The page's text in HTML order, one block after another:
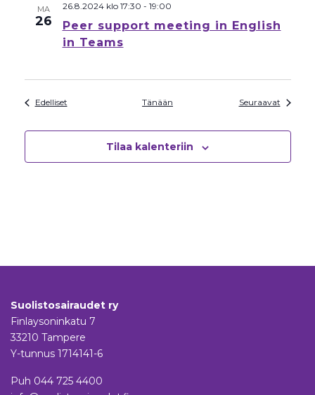
MA
26
Peer support meeting in English
in Teams
26.8.2024 klo 17:30 - 19:00
EdellisetTapahtumat Tänään Seuraavat
Tilaa kalenteriin
Suolistosairaudet ry
Finlaysoninkatu 7
33210 Tampere
Y-tunnus 1714141-6
Puh 044 725 4400